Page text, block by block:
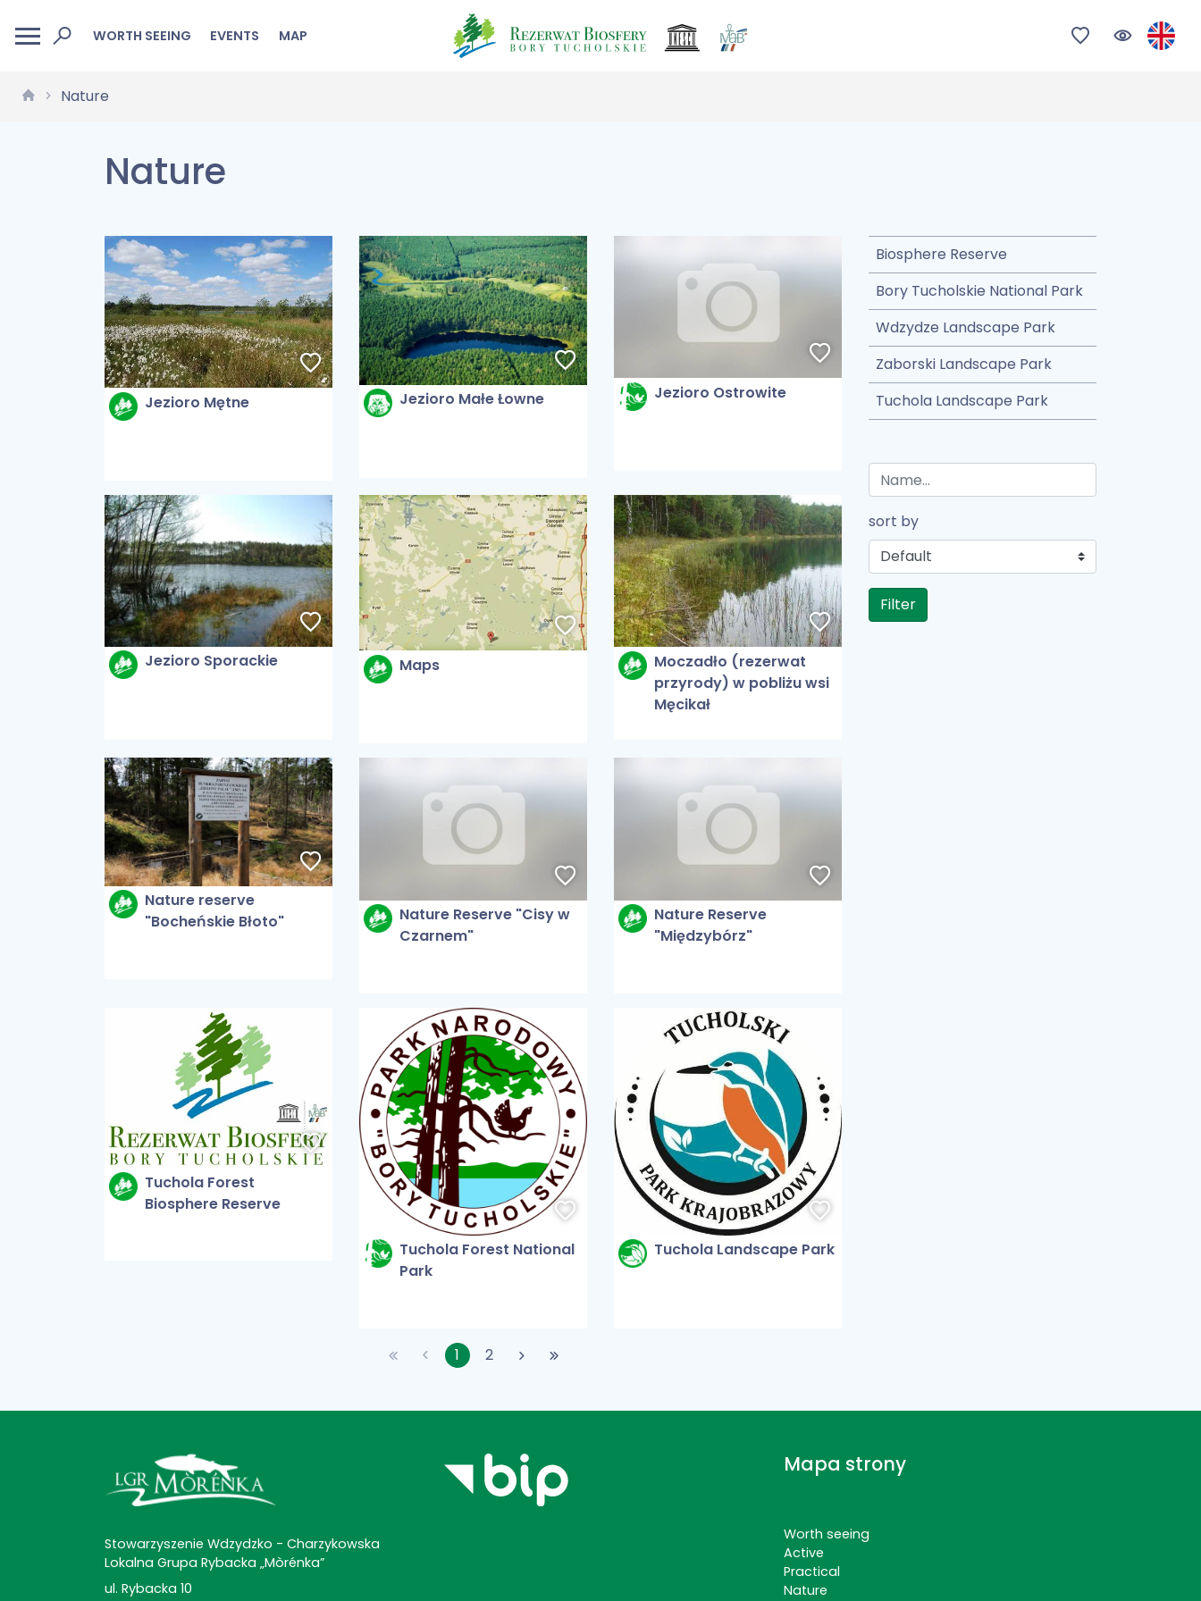
WORTH SEEING EVENTS MAP
Nature
Nature
Jezioro Mętne Jezioro Małe Łowne Jezioro Ostrowite
Jezioro Sporackie Maps
Moczadło (rezerwat
przyrody) w pobliżu wsi
Męcikał
Nature reserve
"Bocheńskie Błoto"
Nature Reserve "Cisy w
Czarnem"
Nature Reserve
"Międzybórz"
Tuchola Forest
Biosphere Reserve
Tuchola Forest National
Park
Tuchola Landscape Park
1 2
Biosphere Reserve
Bory Tucholskie National Park
Wdzydze Landscape Park
Zaborski Landscape Park
Tuchola Landscape Park
sort by
Filter
Stowarzyszenie Wdzydzko - Charzykowska
Lokalna Grupa Rybacka „Mòrénka”
ul. Rybacka 10
Mapa strony
Worth seeing
Active
Practical
Nature